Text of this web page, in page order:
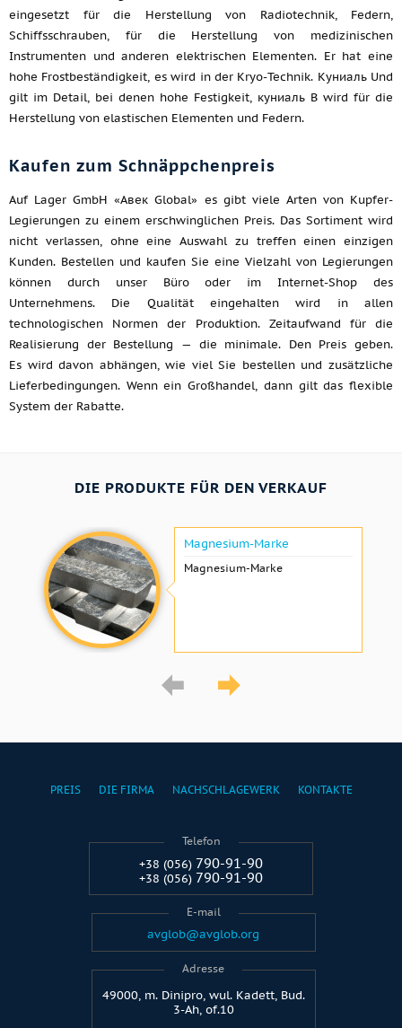
eingesetzt für die Herstellung von Radiotechnik, Federn,
Schiffsschrauben, für die Herstellung von medizinischen
Instrumenten und anderen elektrischen Elementen. Er hat eine
hohe Frostbeständigkeit, es wird in der Kryo-Technik. Куниаль Und
gilt im Detail, bei denen hohe Festigkeit, куниаль B wird für die
Herstellung von elastischen Elementen und Federn.
Kaufen zum Schnäppchenpreis
Auf Lager GmbH «Авек Global» es gibt viele Arten von Kupfer-
Legierungen zu einem erschwinglichen Preis. Das Sortiment wird
nicht verlassen, ohne eine Auswahl zu treffen einen einzigen
Kunden. Bestellen und kaufen Sie eine Vielzahl von Legierungen
können durch unser Büro oder im Internet-Shop des
Unternehmens. Die Qualität eingehalten wird in allen
technologischen Normen der Produktion. Zeitaufwand für die
Realisierung der Bestellung — die minimale. Den Preis geben.
Es wird davon abhängen, wie viel Sie bestellen und zusätzliche
Lieferbedingungen. Wenn ein Großhandel, dann gilt das flexible
System der Rabatte.
DIE PRODUKTE FÜR DEN VERKAUF
Magnesium-Marke
Magnesium-Marke
PREIS DIE FIRMA NACHSCHLAGEWERK KONTAKTE
Telefon
+38 (056) 790-91-90
+38 (056) 790-91-90
E-mail
avglob@avglob.org
Adresse
49000, m. Dinipro, wul. Kadett, Bud.
3-Ah, of.10